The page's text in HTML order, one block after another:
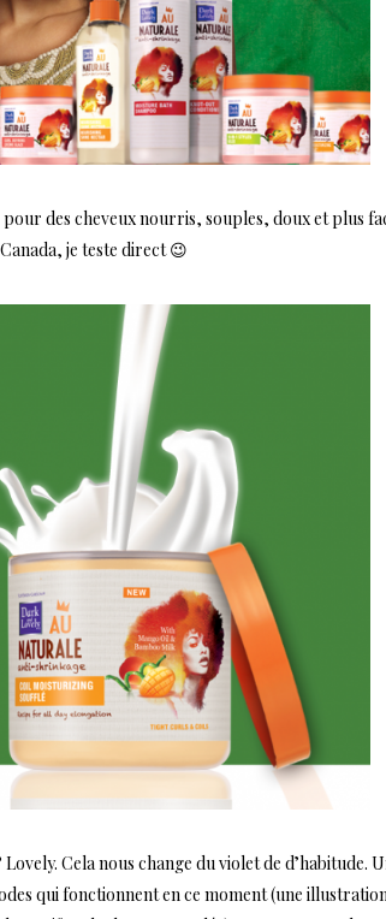
des cheveux nourris, souples, doux et plus
je teste direct 😉
Cela nous change du violet de d’habitude.
qui fonctionnent en ce moment (une